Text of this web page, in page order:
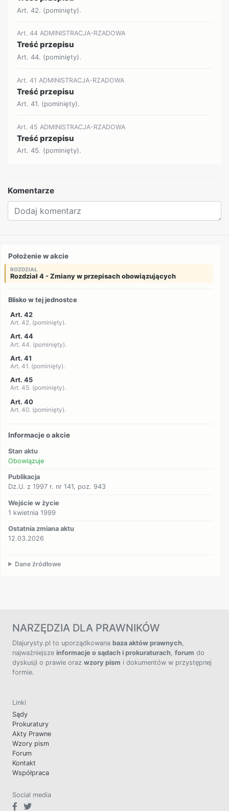
Art. 42. (pominięty).
Art. 44 ADMINISTRACJA-RZADOWA
Treść przepisu
Art. 44. (pominięty).
Art. 41 ADMINISTRACJA-RZADOWA
Treść przepisu
Art. 41. (pominięty).
Art. 45 ADMINISTRACJA-RZADOWA
Treść przepisu
Art. 45. (pominięty).
Komentarze
Położenie w akcie
ROZDZIAŁ
Rozdział 4 - Zmiany w przepisach obowiązujących
Blisko w tej jednostce
Art. 42
Art. 42. (pominięty).
Art. 44
Art. 44. (pominięty).
Art. 41
Art. 41. (pominięty).
Art. 45
Art. 45. (pominięty).
Art. 40
Art. 40. (pominięty).
Informacje o akcie
Stan aktu
Obowiązuje
Publikacja
Dz.U. z 1997 r. nr 141, poz. 943
Wejście w życie
1 kwietnia 1999
Ostatnia zmiana aktu
12.03.2026
Dane źródłowe
NARZĘDZIA DLA PRAWNIKÓW
Dlajurysty.pl to uporządkowana baza aktów prawnych,
najważniejsze informacje o sądach i prokuraturach, forum do
dyskusji o prawie oraz wzory pism i dokumentów w przystępnej
formie.
Linki
Sądy
Prokuratury
Akty Prawne
Wzory pism
Forum
Kontakt
Współpraca
Social media